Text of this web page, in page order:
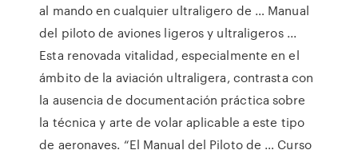
al mando en cualquier ultraligero de … Manual
del piloto de aviones ligeros y ultraligeros ...
Esta renovada vitalidad, especialmente en el
ámbito de la aviación ultraligera, contrasta con
la ausencia de documentación práctica sobre
la técnica y arte de volar aplicable a este tipo
de aeronaves. “El Manual del Piloto de … Curso